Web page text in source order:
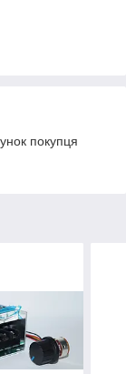
покупця